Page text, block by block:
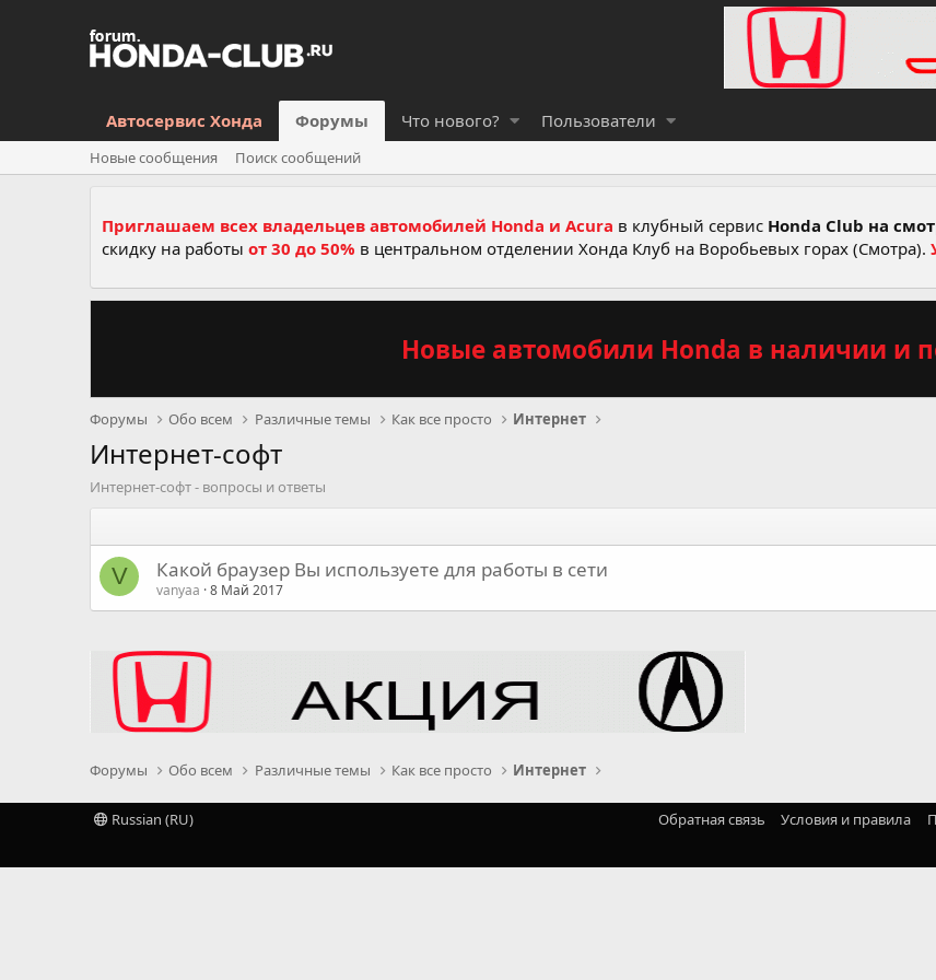
Автосервис Хонда Форумы Что нового? Пользователи
Новые сообщения Поиск сообщений
Приглашаем всех владельцев автомобилей Honda и Acura в клубный сервис Honda Club на
скидку на работы от 30 до 50% в центральном отделении Хонда Клуб на Воробьевых горах (Смотра).
Новые автомобили Honda в наличии и
Форумы Обо всем Различные темы Как все просто Интернет
Интернет-софт
Интернет-софт - вопросы и ответы
V Какой браузер Вы используете для работы в сети
vanyaa 8 Май 2017
Форумы Обо всем Различные темы Как все просто Интернет
Russian (RU) Обратная связь Условия и правила